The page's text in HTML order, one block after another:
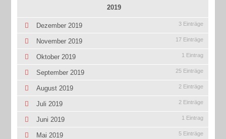
2019
Dezember 2019 3 Einträge
November 2019 17 Einträge
Oktober 2019 1 Eintrag
September 2019 25 Einträge
August 2019 2 Einträge
Juli 2019 2 Einträge
Juni 2019 1 Eintrag
Mai 2019 5 Einträge